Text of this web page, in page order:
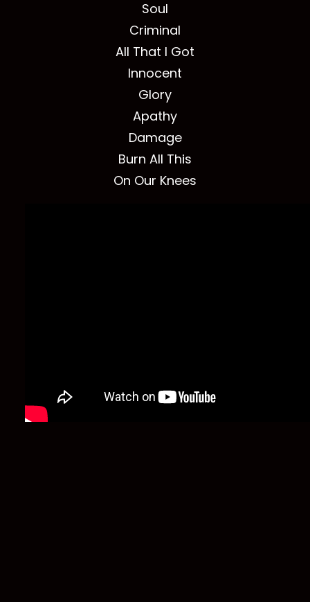
Soul
Criminal
All That I Got
Innocent
Glory
Apathy
Damage
Burn All This
On Our Knees